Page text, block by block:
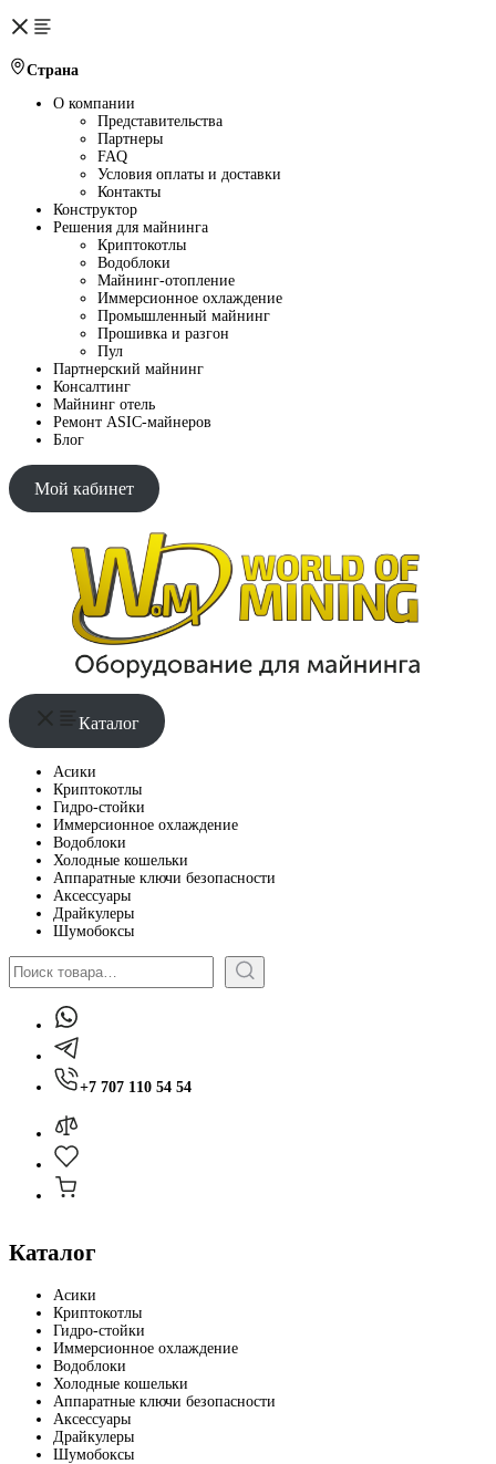
Страна
О компании
Представительства
Партнеры
FAQ
Условия оплаты и доставки
Контакты
Конструктор
Решения для майнинга
Криптокотлы
Водоблоки
Майнинг-отопление
Иммерсионное охлаждение
Промышленный майнинг
Прошивка и разгон
Пул
Партнерский майнинг
Консалтинг
Майнинг отель
Ремонт ASIC-майнеров
Блог
Мой кабинет
Каталог
Асики
Криптокотлы
Гидро-стойки
Иммерсионное охлаждение
Водоблоки
Холодные кошельки
Аппаратные ключи безопасности
Аксессуары
Драйкулеры
Шумобоксы
Поиск
+7 707 110 54 54
Каталог
Асики
Криптокотлы
Гидро-стойки
Иммерсионное охлаждение
Водоблоки
Холодные кошельки
Аппаратные ключи безопасности
Аксессуары
Драйкулеры
Шумобоксы